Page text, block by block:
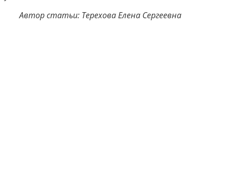
Автор статьи: Терехова Елена Сергеевна